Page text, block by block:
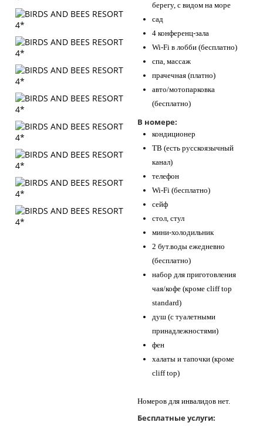
берегу, с видом на море
сад
4 конференц-зала
Wi-Fi в лобби (бесплатно)
спа, массаж
прачечная (платно)
авто/мотопарковка
(бесплатно)
В номере:
кондиционер
ТВ (есть русскоязычный
канал)
телефон
Wi-Fi (бесплатно)
сейф
стол, стул
мини-холодильник
2 бут.воды ежедневно
(бесплатно)
набор для приготовления
чая/кофе (кроме cliff top
standard)
душ (с туалетными
принадлежностями)
фен
халаты и тапочки (кроме
cliff top)
Номеров для инвалидов нет.
Бесплатные услуги: